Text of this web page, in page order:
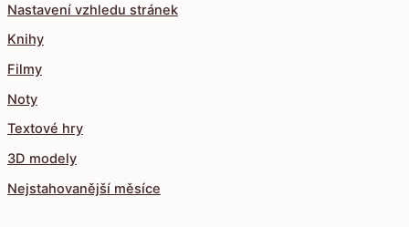
Nastavení vzhledu stránek
Knihy
Filmy
Noty
Textové hry
3D modely
Nejstahovanější měsíce